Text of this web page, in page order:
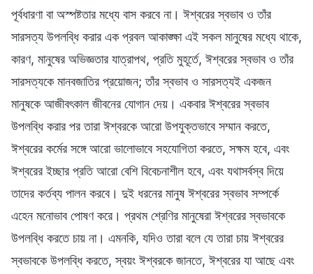
পূর্বধারণা বা অস্পষ্টতার মধ্যে বাস করবে না। ঈশ্বরের স্বভাব ও তাঁর
সারসত্য উপলব্ধি করার এক প্রবল আকাঙ্ক্ষা এই সকল মানুষের মধ্যে থাকে,
কারণ, মানুষের অভিজ্ঞতার যাত্রাপথ, প্রতি মুহূর্তে, ঈশ্বরের স্বভাব ও তাঁর
সারসত্যকে মানবজাতির প্রয়োজন; তাঁর স্বভাব ও সারসত্যই একজন
মানুষকে আজীবৎকাল জীবনের যোগান দেয়। একবার ঈশ্বরের স্বভাব
উপলব্ধি করার পর তারা ঈশ্বরকে আরো উপযুক্তভাবে সম্মান করতে,
ঈশ্বরের কর্মের সঙ্গে আরো ভালোভাবে সহযোগিতা করতে, সক্ষম হবে, এবং
ঈশ্বরের ইচ্ছার প্রতি আরো বেশি বিবেচনাশীল হবে, এবং যথাসর্বস্ব দিয়ে
তাদের কর্তব্য পালন করবে। দুই ধরনের মানুষ ঈশ্বরের স্বভাব সম্পর্কে
এহেন মনোভাব পোষণ করে। প্রথম শ্রেণির মানুষেরা ঈশ্বরের স্বভাবকে
উপলব্ধি করতে চায় না। এমনকি, যদিও তারা বলে যে তারা চায় ঈশ্বরের
স্বভাবকে উপলব্ধি করতে, স্বয়ং ঈশ্বরকে জানতে, ঈশ্বরের যা আছে এবং